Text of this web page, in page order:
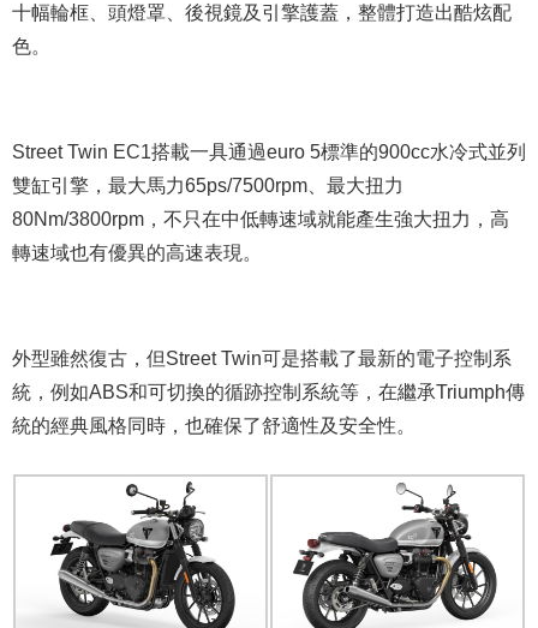
十幅輪框、頭燈罩、後視鏡及引擎護蓋，整體打造出酷炫配
色。
Street Twin EC1搭載一具通過euro 5標準的900cc水冷式並列
雙缸引擎，最大馬力65ps/7500rpm、最大扭力
80Nm/3800rpm，不只在中低轉速域就能產生強大扭力，高
轉速域也有優異的高速表現。
外型雖然復古，但Street Twin可是搭載了最新的電子控制系
統，例如ABS和可切換的循跡控制系統等，在繼承Triumph傳
統的經典風格同時，也確保了舒適性及安全性。